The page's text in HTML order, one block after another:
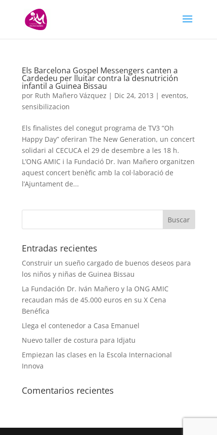
Els Barcelona Gospel Messengers canten a
Cardedeu per lluitar contra la desnutrición
infantil a Guinea Bissau
por Ruth Mañero Vázquez | Dic 24, 2013 | eventos,
sensibilizacion
Els finalistes del conegut programa de TV3 “Oh
Happy Day” oferiran The New Generation, un concert
solidari al CECUCA el 29 de desembre a les 18 h.
L’ONG AMIC i la Fundació Dr. Ivan Mañero organitzen
aquest concert benèfic amb la col·laboració de
l’Ajuntament de...
Entradas recientes
Construir un sueño cargado de buenos deseos para
los niños y niñas de Guinea Bissau
La Fundación Dr. Iván Mañero y la ONG AMIC
recaudan más de 45.000 euros en su X Cena
Benéfica
Llega el contenedor a Casa Emanuel
Nuevo taller de costura para Idjatu
Empiezan las clases en la Escola Internacional
Innova
Comentarios recientes